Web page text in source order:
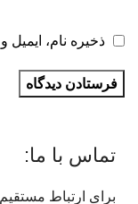
ذخیره نام،
تماس با ما:
برای ارتباط